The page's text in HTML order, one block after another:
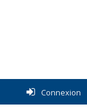
Connexion